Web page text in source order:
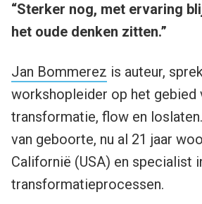
“Sterker nog, met ervaring
het oude denken zitten.”
Jan Bommerez is auteur,
workshopleider op het gebied
transformatie, flow en
van geboorte, nu al 21 jaar
Californië (USA) en specialist
transformatieprocessen.